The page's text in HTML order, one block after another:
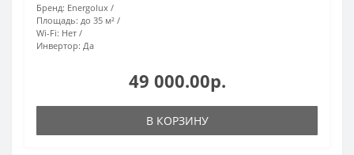
Бренд: Energolux
Площадь: до 35 м²
Wi-Fi: Нет
Инвертор: Да
49 000.00р.
В КОРЗИНУ